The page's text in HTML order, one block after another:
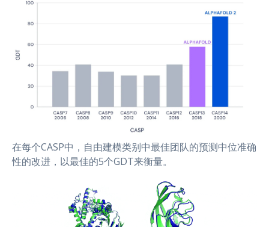
在每个CASP中，自由建模类别中最佳团队的预测中位准确
性的改进，以最佳的5个GDT来衡量。